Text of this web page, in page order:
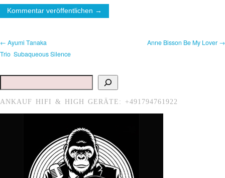
← Ayumi Tanaka
Trio Subaqueous Silence
Anne Bisson Be My Lover →
ANKAUF HIFI & HIGH GERÄTE: +491794761922